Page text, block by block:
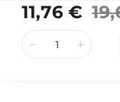
11,76 €